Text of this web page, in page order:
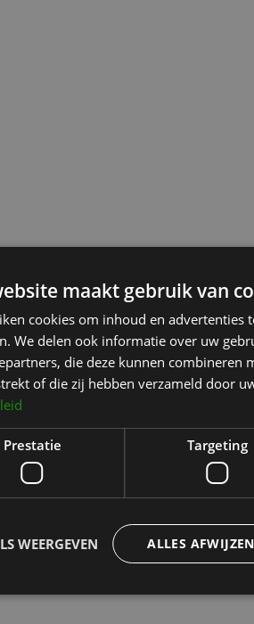
maakt gebruik van
cookies om inhoud en advertenties
We delen ook informatie over uw
die deze kunnen combineren
of die zij hebben verzameld door
Prestatie Targeting
ALLES AFWIJZEN
WEERGEVEN